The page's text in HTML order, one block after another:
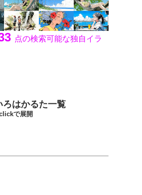
点の検索可能な独自イラ
ろはかるた一覧
で展開